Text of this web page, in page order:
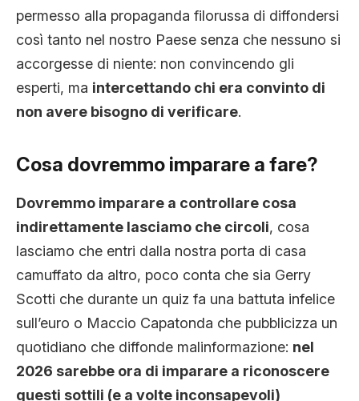
permesso alla propaganda filorussa di diffondersi
così tanto nel nostro Paese senza che nessuno si
accorgesse di niente: non convincendo gli
esperti, ma intercettando chi era convinto di
non avere bisogno di verificare.
Cosa dovremmo imparare a fare?
Dovremmo imparare a controllare cosa
indirettamente lasciamo che circoli, cosa
lasciamo che entri dalla nostra porta di casa
camuffato da altro, poco conta che sia Gerry
Scotti che durante un quiz fa una battuta infelice
sull’euro o Maccio Capatonda che pubblicizza un
quotidiano che diffonde malinformazione: nel
2026 sarebbe ora di imparare a riconoscere
questi sottili (e a volte inconsapevoli)